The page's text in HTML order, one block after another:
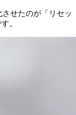
せたのが「リセッ
。